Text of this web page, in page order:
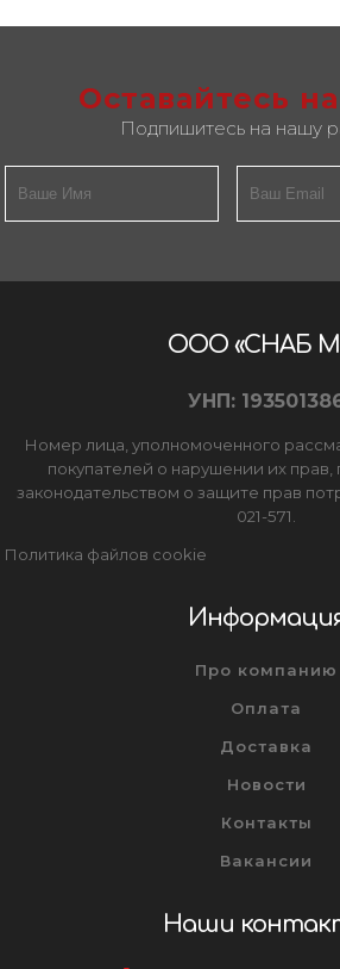
Оставайтесь
Подпишитесь на нашу
ООО «СНАБ
УНП:
Номер лица, уполномоченного
покупателей о нарушении их
законодательством о защите прав
021-571.
Политика файлов cookie
Про компанию
Оплата
Доставка
Новости
Контакты
Вакансии
Наши